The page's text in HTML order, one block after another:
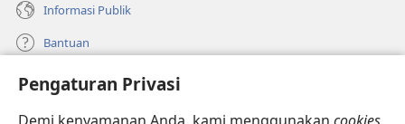
Pengaturan Privasi
Informasi Publik
Bantuan
Sumbangan
(terbuka
di